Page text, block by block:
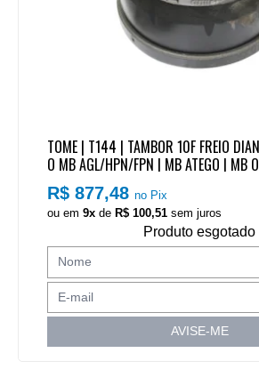
TOME | T144 | TAMBOR 10F FREIO
O MB AGL/HPN/FPN | MB ATEGO | MB
20/3601/3692/3692P/3692HP)
M - LARGURA SAPATA/PATIM 172MM)
R$ 877,48no Pix
ou em9x de R$ 100,51 sem juros
Produto esgotado
AVISE-ME